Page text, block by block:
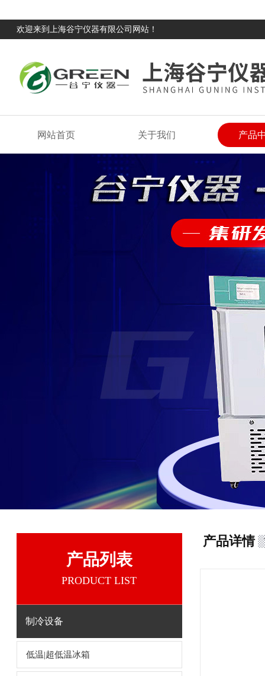
欢迎来到上海谷宁仪器有限公司网站！
网站首页 关于我们 产品
产品列表
PRODUCT LIST
制冷设备
低温|超低温冰箱
产品详情